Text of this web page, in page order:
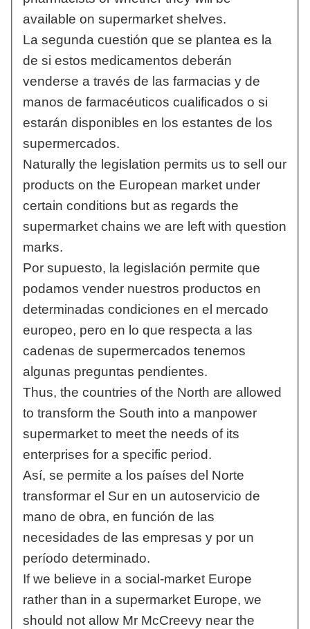
available on supermarket shelves.
La segunda cuestión que se plantea es la
de si estos medicamentos deberán
venderse a través de las farmacias y de
manos de farmacéuticos cualificados o si
estarán disponibles en los estantes de los
supermercados.
Naturally the legislation permits us to sell our
products on the European market under
certain conditions but as regards the
supermarket chains we are left with question
marks.
Por supuesto, la legislación permite que
podamos vender nuestros productos en
determinadas condiciones en el mercado
europeo, pero en lo que respecta a las
cadenas de supermercados tenemos
algunas preguntas pendientes.
Thus, the countries of the North are allowed
to transform the South into a manpower
supermarket to meet the needs of its
enterprises for a specific period.
Así, se permite a los países del Norte
transformar el Sur en un autoservicio de
mano de obra, en función de las
necesidades de las empresas y por un
período determinado.
If we believe in a social-market Europe
rather than in a supermarket Europe, we
should not allow Mr McCreevy near the